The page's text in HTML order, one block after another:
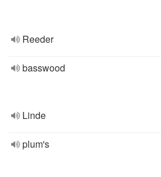
Reeder
basswood
Linde
plum's